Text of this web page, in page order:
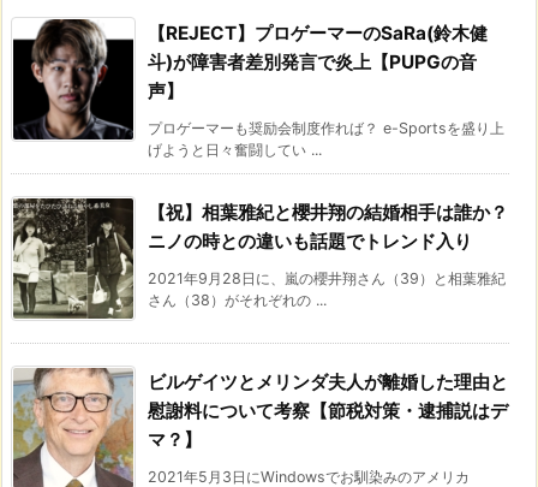
【REJECT】プロゲーマーのSaRa(鈴木健
斗)が障害者差別発言で炎上【PUPGの音
声】
プロゲーマーも奨励会制度作れば？ e-Sportsを盛り上
げようと日々奮闘してい ...
【祝】相葉雅紀と櫻井翔の結婚相手は誰か？
ニノの時との違いも話題でトレンド入り
2021年9月28日に、嵐の櫻井翔さん（39）と相葉雅紀
さん（38）がそれぞれの ...
ビルゲイツとメリンダ夫人が離婚した理由と
慰謝料について考察【節税対策・逮捕説はデ
マ？】
2021年5月3日にWindowsでお馴染みのアメリカ